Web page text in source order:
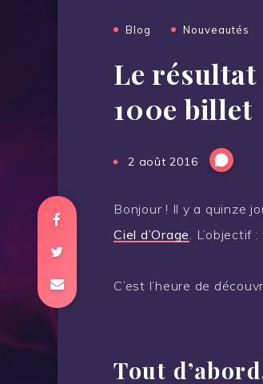
Blog Nouveautés
Le
100e billet
2 août 2016
Bonjour ! Il y a quinze
Ciel d’Orage .
C’est l’heure de
Tout